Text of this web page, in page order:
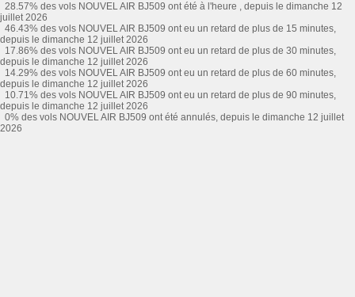
28.57% des vols NOUVEL AIR BJ509 ont été à l'heure , depuis le dimanche 12
juillet 2026
46.43% des vols NOUVEL AIR BJ509 ont eu un retard de plus de 15 minutes,
depuis le dimanche 12 juillet 2026
17.86% des vols NOUVEL AIR BJ509 ont eu un retard de plus de 30 minutes,
depuis le dimanche 12 juillet 2026
14.29% des vols NOUVEL AIR BJ509 ont eu un retard de plus de 60 minutes,
depuis le dimanche 12 juillet 2026
10.71% des vols NOUVEL AIR BJ509 ont eu un retard de plus de 90 minutes,
depuis le dimanche 12 juillet 2026
0% des vols NOUVEL AIR BJ509 ont été annulés, depuis le dimanche 12 juillet
2026